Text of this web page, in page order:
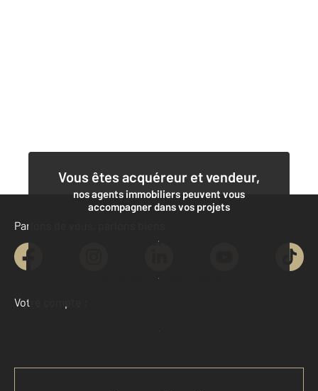
Vous êtes acquéreur et vendeur,
nos agents immobiliers peuvent vous
accompagner dans vos projets
Contacter l'agence
Demander une estimation
Parlons de vous, parlons biens
Votre compte :
Accéder à mon compte